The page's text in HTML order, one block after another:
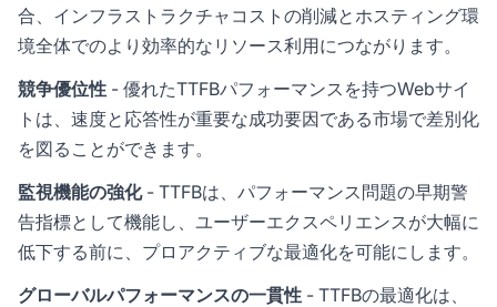
合、インフラストラクチャコストの削減とホスティング環
境全体でのより効率的なリソース利用につながります。
競争優位性 - 優れたTTFBパフォーマンスを持つWebサイ
トは、速度と応答性が重要な成功要因である市場で差別化
を図ることができます。
監視機能の強化- TTFBは、パフォーマンス問題の早期警
告指標として機能し、ユーザーエクスペリエンスが大幅に
低下する前に、プロアクティブな最適化を可能にします。
グローバルパフォーマンスの一貫性 - TTFBの最適化は、